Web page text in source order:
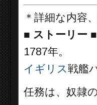
＊詳細な内容
■ ストーリー ■
1787年。
イギリス戦艦
任務は、奴隷